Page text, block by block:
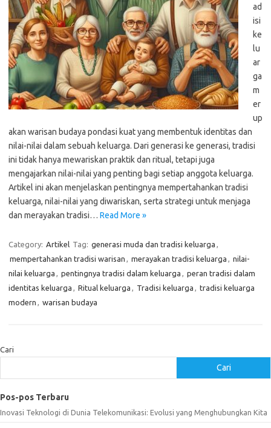
ad
isi
ke
lu
ar
ga
m
er
up
akan warisan budaya pondasi kuat yang membentuk identitas dan
nilai-nilai dalam sebuah keluarga. Dari generasi ke generasi, tradisi
ini tidak hanya mewariskan praktik dan ritual, tetapi juga
mengajarkan nilai-nilai yang penting bagi setiap anggota keluarga.
Artikel ini akan menjelaskan pentingnya mempertahankan tradisi
keluarga, nilai-nilai yang diwariskan, serta strategi untuk menjaga
dan merayakan tradisi… Read More »
Category: Artikel Tag: generasi muda dan tradisi keluarga ,
mempertahankan tradisi warisan , merayakan tradisi keluarga , nilai-
nilai keluarga , pentingnya tradisi dalam keluarga , peran tradisi dalam
identitas keluarga , Ritual keluarga , Tradisi keluarga , tradisi keluarga
modern , warisan budaya
Cari
Cari
Pos-pos Terbaru
Inovasi Teknologi di Dunia Telekomunikasi: Evolusi yang Menghubungkan Kita